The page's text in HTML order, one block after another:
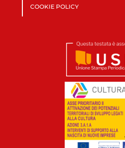
COOKIE POLICY